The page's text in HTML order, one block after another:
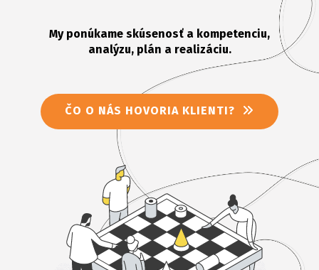
My ponúkame skúsenosť a kompetenciu,
analýzu, plán a realizáciu.
ČO O NÁS HOVORIA KLIENTI?